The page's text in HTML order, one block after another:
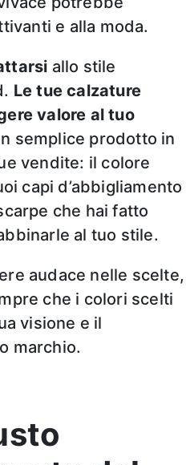
e alla moda.
allo stile
Le tue calzature
valore al tuo
semplice prodotto in
vendite: il colore
capi d’abbigliamento
che hai fatto
al tuo stile.
audace nelle scelte,
che i colori scelti
visione e il
marchio.